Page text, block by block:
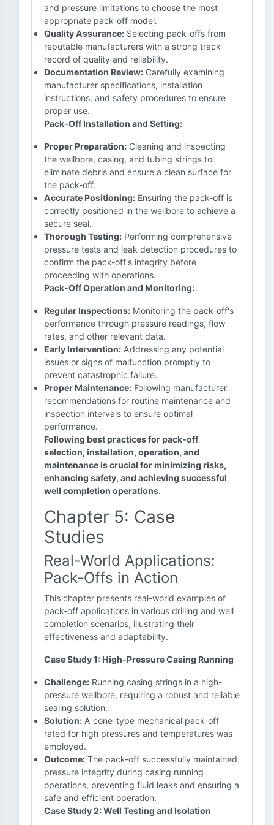
and pressure limitations to choose the most
appropriate pack-off model.
Quality Assurance: Selecting pack-offs from
reputable manufacturers with a strong track
record of quality and reliability.
Documentation Review: Carefully examining
manufacturer specifications, installation
instructions, and safety procedures to ensure
proper use.
Pack-Off Installation and Setting:
Proper Preparation: Cleaning and inspecting
the wellbore, casing, and tubing strings to
eliminate debris and ensure a clean surface for
the pack-off.
Accurate Positioning: Ensuring the pack-off is
correctly positioned in the wellbore to achieve a
secure seal.
Thorough Testing: Performing comprehensive
pressure tests and leak detection procedures to
confirm the pack-off's integrity before
proceeding with operations.
Pack-Off Operation and Monitoring:
Regular Inspections: Monitoring the pack-off's
performance through pressure readings, flow
rates, and other relevant data.
Early Intervention: Addressing any potential
issues or signs of malfunction promptly to
prevent catastrophic failure.
Proper Maintenance: Following manufacturer
recommendations for routine maintenance and
inspection intervals to ensure optimal
performance.
Following best practices for pack-off
selection, installation, operation, and
maintenance is crucial for minimizing risks,
enhancing safety, and achieving successful
well completion operations.
Chapter 5: Case
Studies
Real-World Applications:
Pack-Offs in Action
This chapter presents real-world examples of
pack-off applications in various drilling and well
completion scenarios, illustrating their
effectiveness and adaptability.
Case Study 1: High-Pressure Casing Running
Challenge: Running casing strings in a high-
pressure wellbore, requiring a robust and reliable
sealing solution.
Solution: A cone-type mechanical pack-off
rated for high pressures and temperatures was
employed.
Outcome: The pack-off successfully maintained
pressure integrity during casing running
operations, preventing fluid leaks and ensuring a
safe and efficient operation.
Case Study 2: Well Testing and Isolation